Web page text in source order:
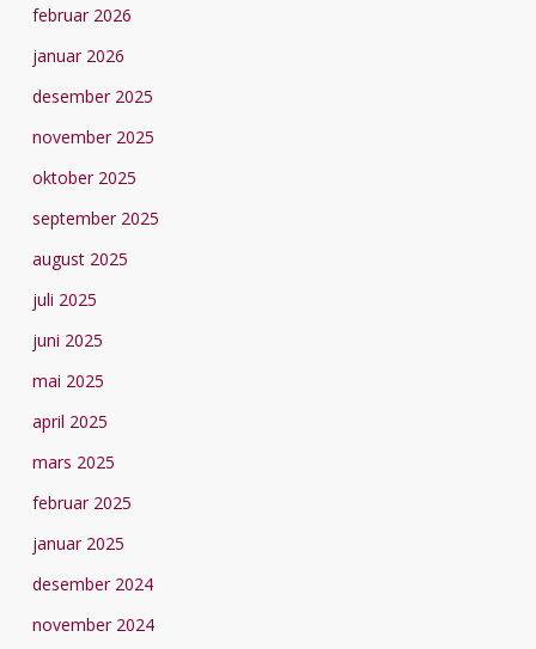
februar 2026
januar 2026
desember 2025
november 2025
oktober 2025
september 2025
august 2025
juli 2025
juni 2025
mai 2025
april 2025
mars 2025
februar 2025
januar 2025
desember 2024
november 2024